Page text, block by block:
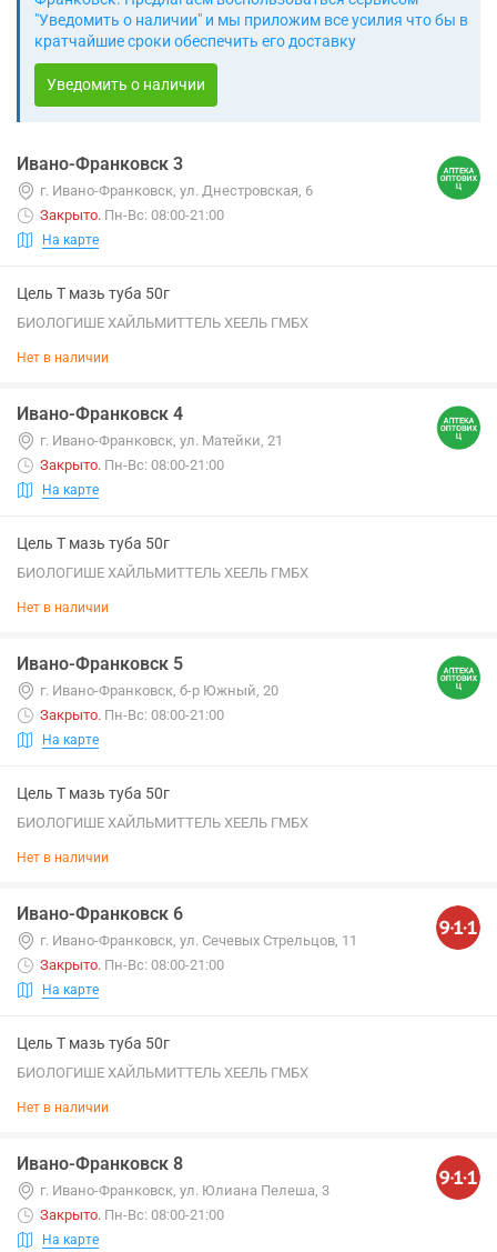
"Уведомить о наличии" и мы приложим все усилия что бы в
кратчайшие сроки обеспечить его доставку
Уведомить о наличии
Ивано-Франковск 3
г. Ивано-Франковск, ул. Днестровская, 6
Закрыто. Пн-Вс: 08:00-21:00
На карте
Цель Т мазь туба 50г
БИОЛОГИШЕ ХАЙЛЬМИТТЕЛЬ ХЕЕЛЬ ГМБХ
Нет в наличии
Ивано-Франковск 4
г. Ивано-Франковск, ул. Матейки, 21
Закрыто. Пн-Вс: 08:00-21:00
На карте
Цель Т мазь туба 50г
БИОЛОГИШЕ ХАЙЛЬМИТТЕЛЬ ХЕЕЛЬ ГМБХ
Нет в наличии
Ивано-Франковск 5
г. Ивано-Франковск, б-р Южный, 20
Закрыто. Пн-Вс: 08:00-21:00
На карте
Цель Т мазь туба 50г
БИОЛОГИШЕ ХАЙЛЬМИТТЕЛЬ ХЕЕЛЬ ГМБХ
Нет в наличии
Ивано-Франковск 6
г. Ивано-Франковск, ул. Сечевых Стрельцов, 11
Закрыто. Пн-Вс: 08:00-21:00
На карте
Цель Т мазь туба 50г
БИОЛОГИШЕ ХАЙЛЬМИТТЕЛЬ ХЕЕЛЬ ГМБХ
Нет в наличии
Ивано-Франковск 8
г. Ивано-Франковск, ул. Юлиана Пелеша, 3
Закрыто. Пн-Вс: 08:00-21:00
На карте